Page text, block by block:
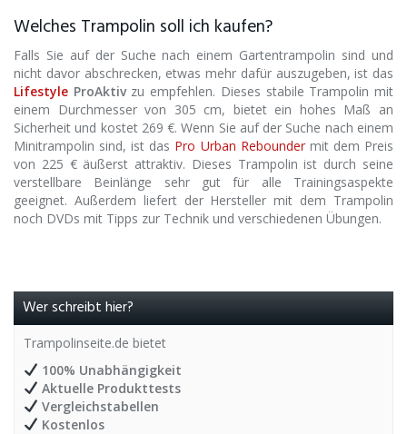
Welches Trampolin soll ich kaufen?
Falls Sie auf der Suche nach einem Gartentrampolin sind und
nicht davor abschrecken, etwas mehr dafür auszugeben, ist das
Lifestyle ProAktivzu empfehlen. Dieses stabile Trampolin mit
einem Durchmesser von 305 cm, bietet ein hohes Maß an
Sicherheit und kostet 269 €. Wenn Sie auf der Suche nach einem
Minitrampolin sind, ist das Pro Urban Reboundermit dem Preis
von 225 € äußerst attraktiv. Dieses Trampolin ist durch seine
verstellbare Beinlänge sehr gut für alle Trainingsaspekte
geeignet. Außerdem liefert der Hersteller mit dem Trampolin
noch DVDs mit Tipps zur Technik und verschiedenen Übungen.
Wer schreibt hier?
Trampolinseite.de bietet
100% Unabhängigkeit
Aktuelle Produkttests
Vergleichstabellen
Kostenlos